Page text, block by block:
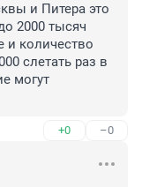
и Питера это
2000 тысяч
и количество
слетать раз в
могут
+0 –0